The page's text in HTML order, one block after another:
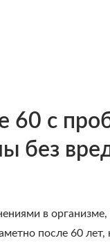
60 с
без
в
после 60 лет,